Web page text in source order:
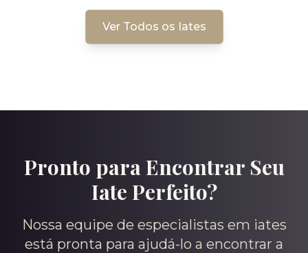
Ver Todos os Iates
Pronto para Encontrar Seu
Iate Perfeito?
Nossa equipe de especialistas em iates
está pronta para ajudá-lo a encontrar a